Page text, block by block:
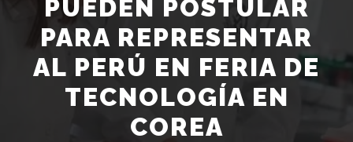
PUEDEN POSTULAR
PARA REPRESENTAR
AL PERÚ EN FERIA DE
TECNOLOGÍA EN
COREA